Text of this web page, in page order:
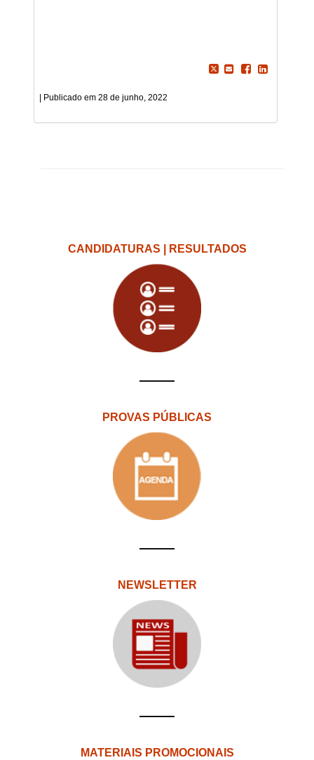
28 de junho, 2022
CANDIDATURAS | RESULTADOS
PROVAS PÚBLICAS
NEWSLETTER
MATERIAIS PROMOCIONAIS